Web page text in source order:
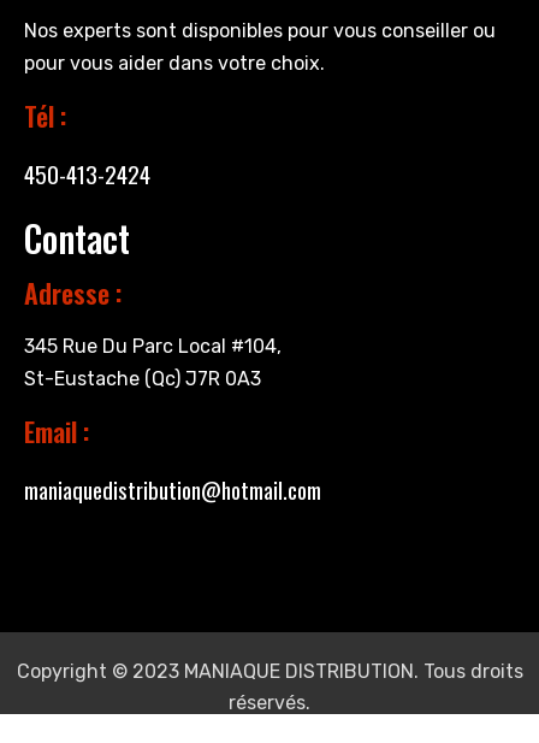
Nos experts sont disponibles pour vous conseiller ou
pour vous aider dans votre choix.
Tél :
450-413-2424
Contact
Adresse :
345 Rue Du Parc Local #104,
St-Eustache (Qc) J7R 0A3
Email :
maniaquedistribution@hotmail.com
Copyright © 2023 MANIAQUE DISTRIBUTION. Tous droits
réservés.